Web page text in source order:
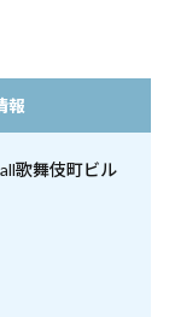
報
歌舞伎町ビル